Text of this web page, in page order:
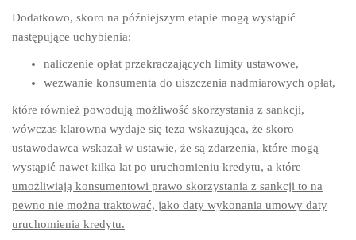
Dodatkowo, skoro na późniejszym etapie mogą wystąpić
następujące uchybienia:
naliczenie opłat przekraczających limity ustawowe,
wezwanie konsumenta do uiszczenia nadmiarowych opłat,
które również powodują możliwość skorzystania z sankcji,
wówczas klarowna wydaje się teza wskazująca, że skoro
ustawodawca wskazał w ustawie, że są zdarzenia, które mogą
wystąpić nawet kilka lat po uruchomieniu kredytu, a które
umożliwiają konsumentowi prawo skorzystania z sankcji to na
pewno nie można traktować, jako daty wykonania umowy daty
uruchomienia kredytu.